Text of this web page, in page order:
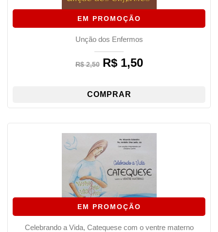
EM PROMOÇÃO
Unção dos Enfermos
R$2,50 Original
price
R$ 2,50.
R$1,50Current
COMPRAR
EM PROMOÇÃO
Celebrando a Vida, Catequese com o ventre materno